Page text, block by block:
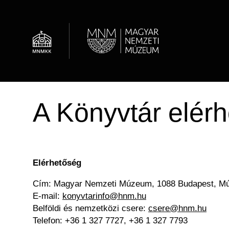
Látogatói információk
Családok
OMMIK
Képcsarnok
A Könyvtár
Elérhetőség
Cím: Magyar Nemzeti Múzeum, 1088 Budapest,
E-mail: konyvtarinfo@hnm.hu
Belföldi és nemzetközi csere: csere@hnm.hu
Telefon: +36 1 327 7727, +36 1 327 7793